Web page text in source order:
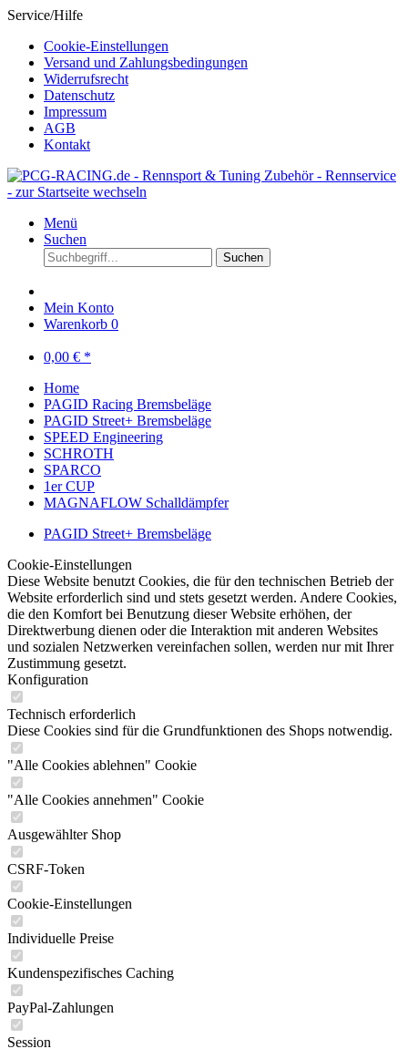
Service/Hilfe
Cookie-Einstellungen
Versand und Zahlungsbedingungen
Widerrufsrecht
Datenschutz
Impressum
AGB
Kontakt
Menü
Suchen
Suchen
Mein Konto
Warenkorb 0
0,00 € *
Home
PAGID Racing Bremsbeläge
PAGID Street+ Bremsbeläge
SPEED Engineering
SCHROTH
SPARCO
1er CUP
MAGNAFLOW Schalldämpfer
PAGID Street+ Bremsbeläge
Cookie-Einstellungen
Diese Website benutzt Cookies, die für den technischen Betrieb der
Website erforderlich sind und stets gesetzt werden. Andere Cookies,
die den Komfort bei Benutzung dieser Website erhöhen, der
Direktwerbung dienen oder die Interaktion mit anderen Websites
und sozialen Netzwerken vereinfachen sollen, werden nur mit Ihrer
Zustimmung gesetzt.
Konfiguration
Technisch erforderlich
Diese Cookies sind für die Grundfunktionen des Shops notwendig.
"Alle Cookies ablehnen" Cookie
"Alle Cookies annehmen" Cookie
Ausgewählter Shop
CSRF-Token
Cookie-Einstellungen
Individuelle Preise
Kundenspezifisches Caching
PayPal-Zahlungen
Session